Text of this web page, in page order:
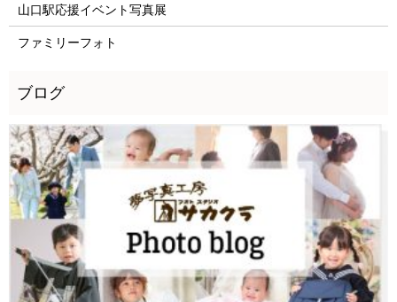
山口駅応援イベント写真展
ファミリーフォト